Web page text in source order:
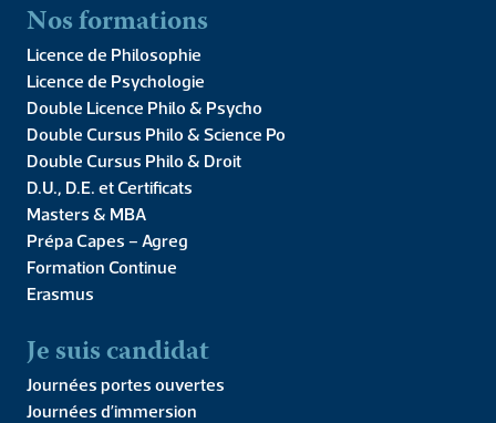
Nos formations
Licence de Philosophie
Licence de Psychologie
Double Licence Philo & Psycho
Double Cursus Philo & Science Po
Double Cursus Philo & Droit
D.U., D.E. et Certificats
Masters & MBA
Prépa Capes – Agreg
Formation Continue
Erasmus
Je suis candidat
Journées portes ouvertes
Journées d’immersion
Par Florian Laguens. Article publié dans Studies in History and
Philosophy of Science, août 2025. AbstractArthur S. Eddington
( 1882–1944 ) is known as one of the most influential
astronomers […]
Intra-neuronal attention
within language models.
Relationships between
activation and semantics